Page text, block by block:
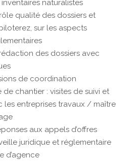
naturalistes
qualité des dossiers et
sur les aspects
des dossiers avec
de coordination
chantier : visites de suivi et
les entreprises travaux / maître
aux appels d’offres
juridique et réglementaire
d’agence